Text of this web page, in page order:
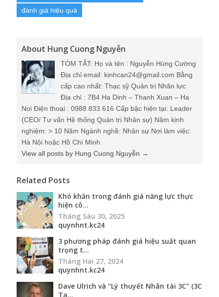
đánh giá hiệu quả
About Hung Cuong Nguyễn
TÓM TẮT: Họ và tên : Nguyễn Hùng Cường
Địa chỉ email: kinhcan24@gmail.com Bằng
cấp cao nhất: Thạc sỹ Quản trị Nhân lực
Địa chỉ : 7B4 Ha Dinh – Thanh Xuan – Ha
Noi Điện thoại : 0988 833 616 Cấp bậc hiện tại: Leader
(CEO/ Tư vấn Hệ thống Quản trị Nhân sự) Năm kinh
nghiệm: > 10 Năm Ngành nghề: Nhân sự Nơi làm việc:
Hà Nội hoặc Hồ Chí Minh
View all posts by Hung Cuong Nguyễn →
Related Posts
Khó khăn trong đánh giá năng lực thực
hiện cô...
Tháng Sáu 30, 2025
quynhnt.kc24
3 phương pháp đánh giá hiệu suất quan
trọng t...
Tháng Hai 27, 2024
quynhnt.kc24
Dave Ulrich và “Lý thuyết Nhân tài 3C” (3C
Ta...